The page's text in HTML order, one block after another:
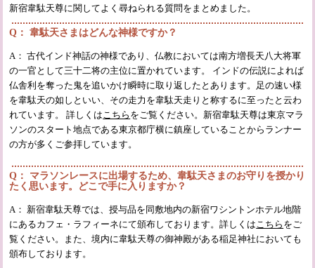
新宿韋駄天尊に関してよく尋ねられる質問をまとめました。
Q： 韋駄天さまはどんな神様ですか？
A： 古代インド神話の神様であり、仏教においては南方増長天八大将軍
の一官として三十二将の主位に置かれています。 インドの伝説によれば
仏舎利を奪った鬼を追いかけ瞬時に取り返したとあります。足の速い様
を韋駄天の如しといい、その走力を韋駄天走りと称するに至ったと云わ
れています。 詳しくはこちら をご覧ください。新宿韋駄天尊は東京マラ
ソンのスタート地点である東京都庁横に鎮座していることからランナー
の方が多くご参拝しています。
Q： マラソンレースに出場するため、韋駄天さまのお守りを授かり
たく思います。どこで手に入りますか？
A： 新宿韋駄天尊では、授与品を同敷地内の新宿ワシントンホテル地階
にあるカフェ・ラフィーネにて頒布しております。詳しくはこちら をご
覧ください。また、境内に韋駄天尊の御神殿がある稲足神社においても
頒布しております。